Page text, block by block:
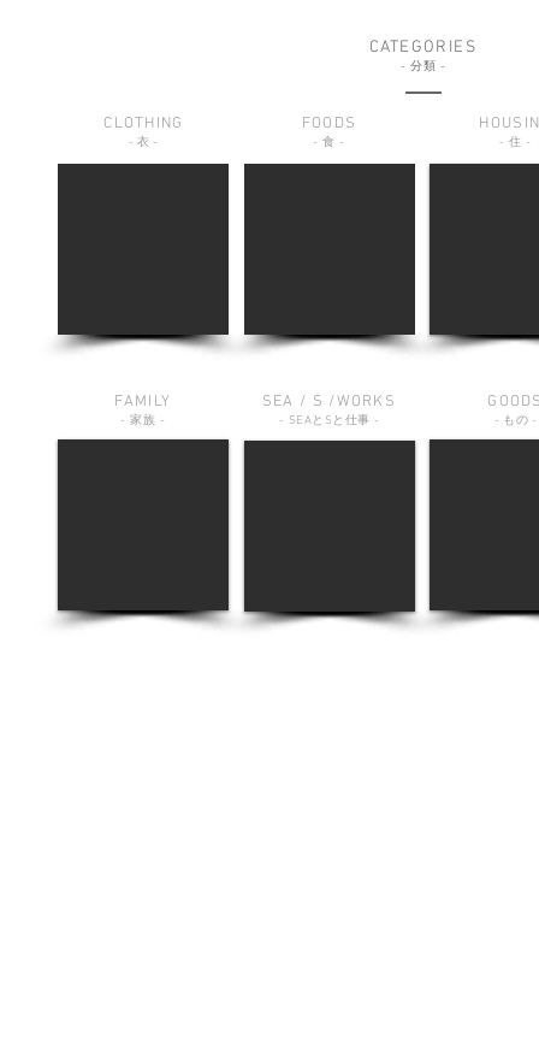
CATEGORIES
- 分類 -
CLOTHING
-衣 -
FOODS
- 食 - - 住 -
FAMILY
- 家族 -
SEA / S /WORKS
- SEAと S と仕事 - - もの -